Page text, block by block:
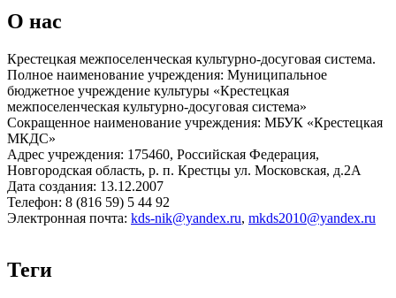
О нас
Крестецкая межпоселенческая культурно-досуговая система.
Полное наименование учреждения: Муниципальное
бюджетное учреждение культуры «Крестецкая
межпоселенческая культурно-досуговая система»
Сокращенное наименование учреждения: МБУК «Крестецкая
МКДС»
Адрес учреждения: 175460, Российская Федерация,
Новгородская область, р. п. Крестцы ул. Московская, д.2А
Дата создания: 13.12.2007
Телефон: 8 (816 59) 5 44 92
Электронная почта: kds-nik@yandex.ru, mkds2010@yandex.ru
Теги